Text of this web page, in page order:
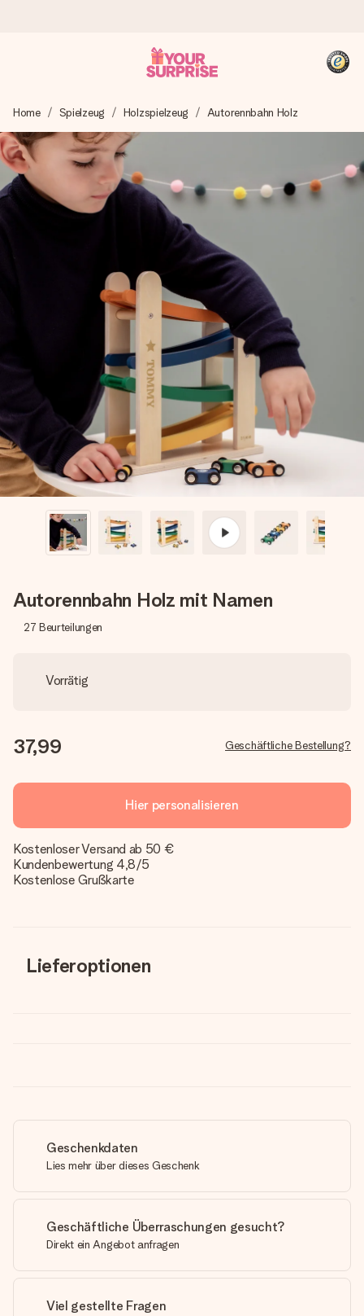
Wir bereiten dein Geschenk sorgfältig vor und schicken es
blitzschnell – damit du es genau zum richtigen Zeitpunkt
überreichen kannst, wenn es am meisten zählt.
4,8 (basierend auf +15.000 Bewertungen)
Unsere Geschenke begeistern. Kunden bewerten uns mit
4,8 bei Google Reviews (Gesamtergebnis aller Länder, in
die wir versenden).
+49 39292 929695
Montag - Freitag : 8:30 - 17:00 Uhr
Samstag - Sonntag : 8:30 - 13:00 Uhr
Home Spielzeug Holzspielzeug Autorennbahn Holz
Autorennbahn Holz mit Namen
27 Beurteilungen
Vorrätig
37,99 Geschäftliche Bestellung?
Hier personalisieren
Kostenloser Versand ab 50 €
Kundenbewertung 4,8/5
Kostenlose Grußkarte
Lieferoptionen
Geschenkdaten
Lies mehr über dieses Geschenk
Geschäftliche Überraschungen gesucht?
Direkt ein Angebot anfragen
Viel gestellte Fragen